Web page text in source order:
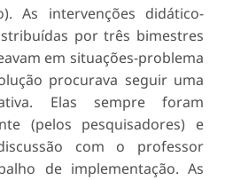
As intervenções didático-
por três bimestres
em situações-problema
procurava seguir uma
Elas sempre foram
(pelos pesquisadores) e
com o professor
de implementação. As